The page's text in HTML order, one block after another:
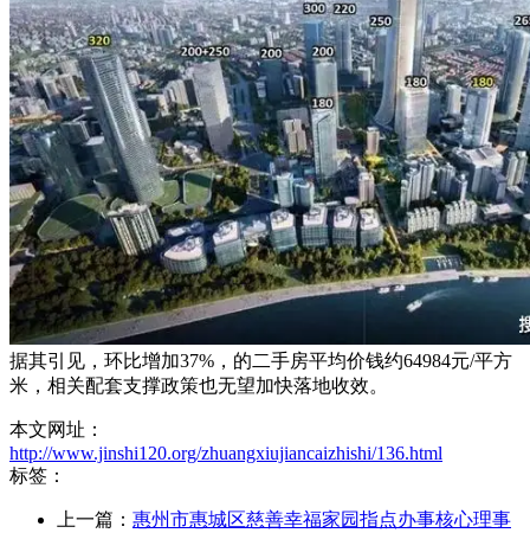
据其引见，环比增加37%，的二手房平均价钱约64984元/平方
米，相关配套支撑政策也无望加快落地收效。
本文网址：
http://www.jinshi120.org/zhuangxiujiancaizhishi/136.html
标签：
上一篇： 惠州市惠城区慈善幸福家园指点办事核心理事